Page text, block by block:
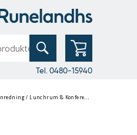
Tel. 0480-15940
/ Lunchrum & Konferensinredning